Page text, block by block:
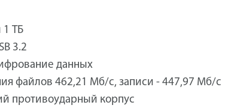
1 ТБ
3.2
данных
файлов 462,21 Мб/с, записи - 447,97 Мб/с
противоударный корпус